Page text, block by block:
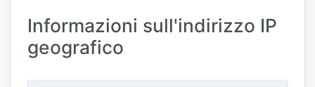
Informazioni sull'indirizzo IP
geografico